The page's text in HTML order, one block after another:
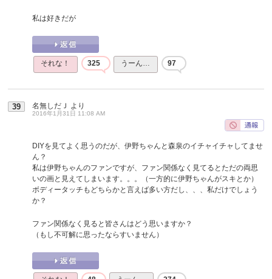
私は好きだが
それな！ 325 うーん… 97
39 名無しだＪ より
2016年1月31日 11:08 AM
DIYを見てよく思うのだが、伊野ちゃんと森泉のイチャイチャしてませ
ん？
私は伊野ちゃんのファンですが、ファン関係なく見てるとただの両思
いの画と見えてしまいます。。。（一方的に伊野ちゃんがスキとか）
ボディータッチもどちらかと言えば多い方だし、、、私だけでしょう
か？
ファン関係なく見ると皆さんはどう思いますか？
（もし不可解に思ったならすいません）